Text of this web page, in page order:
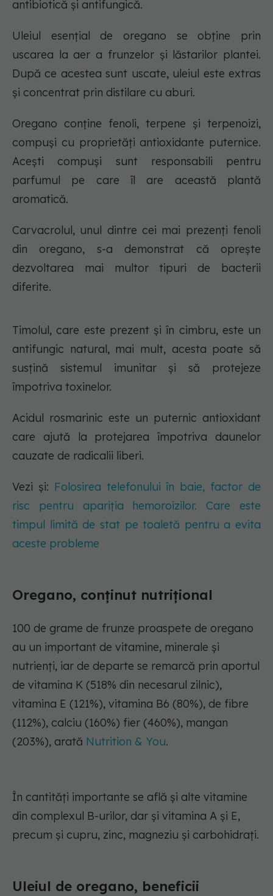
antibiotică și antifungică.
Uleiul esențial de oregano se obține prin
uscarea la aer a frunzelor și lăstarilor plantei.
După ce acestea sunt uscate, uleiul este extras
și concentrat prin distilare cu aburi.
Oregano conține fenoli, terpene și terpenoizi,
compuși cu proprietăți antioxidante puternice.
Acești compuși sunt responsabili pentru
parfumul pe care îl are această plantă
aromatică.
Carvacrolul, unul dintre cei mai prezenți fenoli
din oregano, s-a demonstrat că oprește
dezvoltarea mai multor tipuri de bacterii
diferite.
Timolul, care este prezent și în cimbru, este un
antifungic natural, mai mult, acesta poate să
susțină sistemul imunitar și să protejeze
împotriva toxinelor.
Acidul rosmarinic este un puternic antioxidant
care ajută la protejarea împotriva daunelor
cauzate de radicalii liberi.
Vezi și: Folosirea telefonului în baie, factor de
risc pentru apariția hemoroizilor. Care este
timpul limită de stat pe toaletă pentru a evita
aceste probleme
Oregano, conținut nutrițional
100 de grame de frunze proaspete de oregano
au un important de vitamine, minerale și
nutrienți, iar de departe se remarcă prin aportul
de vitamina K (518% din necesarul zilnic),
vitamina E (121%), vitamina B6 (80%), de fibre
(112%), calciu (160%) fier (460%), mangan
(203%), arată Nutrition & You.
În cantități importante se află și alte vitamine
din complexul B-urilor, dar și vitamina A și E,
precum și cupru, zinc, magneziu și carbohidrați.
Uleiul de oregano, beneficii